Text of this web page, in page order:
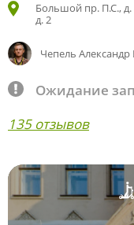
Большой пр. П.С., д.
д. 2
Чепель
Ожидание
135 отзывов